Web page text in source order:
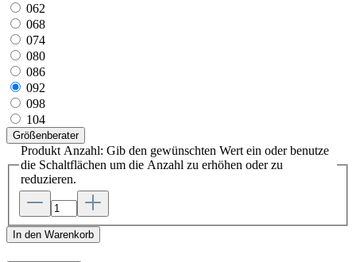
062
068
074
080
086
092
098
104
Größenberater
Produkt Anzahl: Gib den gewünschten Wert ein oder benutze
die Schaltflächen um die Anzahl zu erhöhen oder zu
reduzieren.
In den Warenkorb